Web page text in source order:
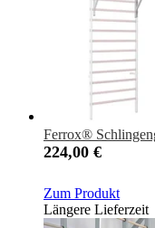
Ferrox®
224,00 €
Zum Produkt
Längere Lieferzeit